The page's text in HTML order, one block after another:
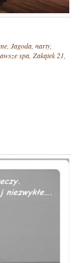
Jagoda narty
spa Zakątek 21